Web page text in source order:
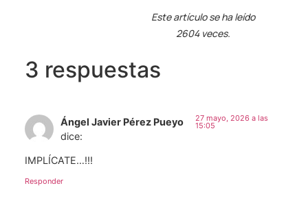
Este artículo se ha leído
2604 veces.
3 respuestas
Ángel Javier Pérez Pueyo
dice:
27 mayo, 2026 a las
15:05
IMPLÍCATE…!!!
Responder